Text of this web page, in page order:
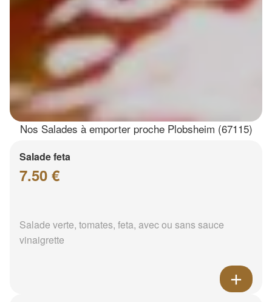
Nos Salades à emporter proche Plobsheim (67115)
Salade feta
7.50 €
Salade verte, tomates, feta, avec ou sans sauce
vinaigrette